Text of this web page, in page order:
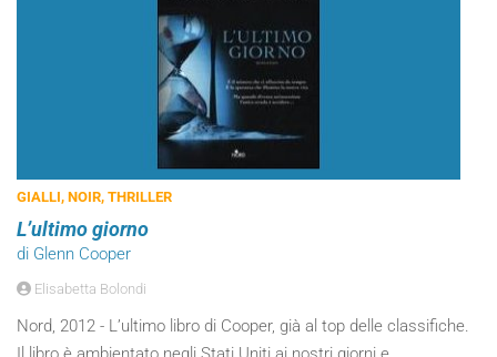
GIALLI, NOIR, THRILLER
L’ultimo giorno
di Glenn Cooper
Elisabetta Bolondi
Nord, 2012 - L’ultimo libro di Cooper, già al top delle classifiche.